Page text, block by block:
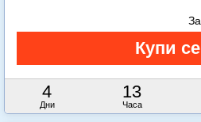
4
Дни
13
Часа